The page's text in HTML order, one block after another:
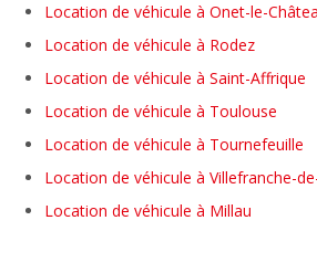
Location de véhicule à Onet-le-
Location de véhicule à Rodez
Location de véhicule à Saint-Affrique
Location de véhicule à Toulouse
Location de véhicule à Tournefeuille
Location de véhicule à Villefranche-
Location de véhicule à Millau